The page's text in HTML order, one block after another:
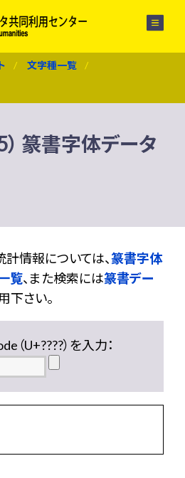
文字種一覧
） 篆書字体データ
情報については、篆書字体
覧、また検索には篆書デー
下さい。
（U+????）を入力：